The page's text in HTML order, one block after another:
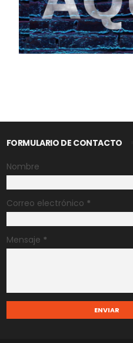
FORMULARIO DE CONTACTO
Nombre
Correo electrónico *
Mensaje *